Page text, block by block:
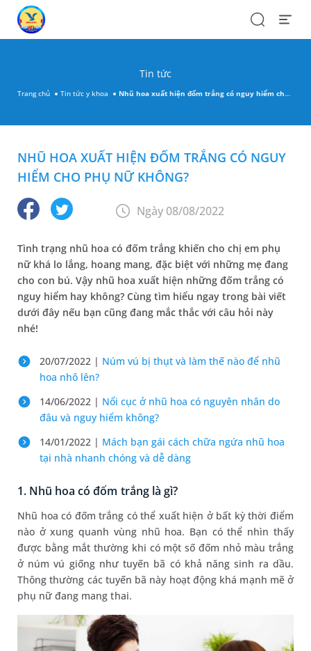
SearchOpen
Tin tức
Trang chủ Tin tức y khoa Nhũ hoa xuất hiện đốm trắng có nguy hiểm cho phụ nữ không?
NHŨ HOA XUẤT HIỆN ĐỐM TRẮNG CÓ NGUY
HIỂM CHO PHỤ NỮ KHÔNG?
Ngày 08/08/2022
Tình trạng nhũ hoa có đốm trắng khiến cho chị em phụ
nữ khá lo lắng, hoang mang, đặc biệt với những mẹ đang
cho con bú. Vậy nhũ hoa xuất hiện những đốm trắng có
nguy hiểm hay không? Cùng tìm hiểu ngay trong bài viết
dưới đây nếu bạn cũng đang mắc thắc với câu hỏi này
nhé!
20/07/2022 | Núm vú bị thụt và làm thế nào để nhũ
hoa nhô lên?
14/06/2022 | Nổi cục ở nhũ hoa có nguyên nhân do
đâu và nguy hiểm không?
14/01/2022 | Mách bạn gái cách chữa ngứa nhũ hoa
tại nhà nhanh chóng và dễ dàng
1. Nhũ hoa có đốm trắng là gì?
Nhũ hoa có đốm trắng có thể xuất hiện ở bất kỳ thời điểm
nào ở xung quanh vùng nhũ hoa. Bạn có thể nhìn thấy
được bằng mắt thường khi có một số đốm nhỏ màu trắng
ở núm vú giống như tuyến bã có khả năng sinh ra dầu.
Thông thường các tuyến bã này hoạt động khá mạnh mẽ ở
phụ nữ đang mang thai.